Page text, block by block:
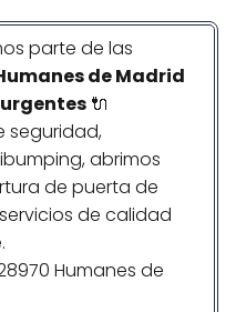
parte de las
de Madrid
urgentes 🔌
seguridad,
abrimos
de puerta de
de calidad
Humanes de